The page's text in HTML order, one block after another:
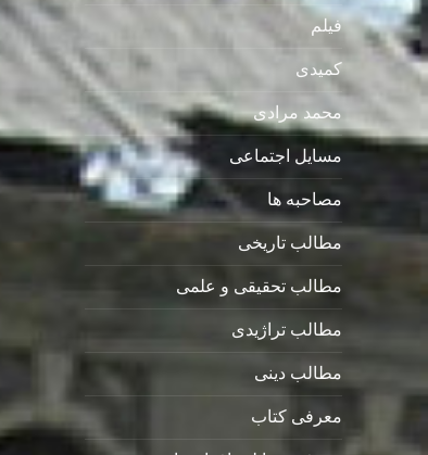
فیلم
کمیدی
محمد مرادی
مسایل اجتماعی
مصاحبه ها
مطالب تاریخی
مطالب تحقیقی و علمی
مطالب تراژیدی
مطالب دینی
معرفی کتاب